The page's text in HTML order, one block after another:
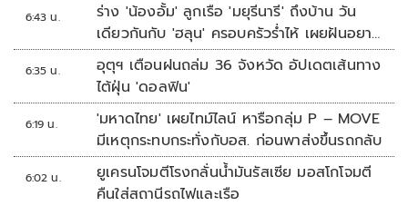
6:43 น.
ร่าง 'น้องอั้ม' ลูกเรือ 'มยุรีนารี' ถึงบ้าน วัน
เดียวกันกับ 'ฮลุน' ครอบครัวร่ำไห้ เผยฝันอยาก
เป็นทหารเรือ
6:35 น.
อุตุฯ เตือนฝนถล่ม 36 จังหวัด อัปเดตเส้นทาง
ไต้ฝุ่น 'ดอลฟิน'
6:19 น.
'มหาดไทย' เผยไทม์ไลน์ หารือกลุ่ม P – MOVE
มีเหตุกระทบกระทั่งกับอส. ก่อนพาส่งขึ้นรถกลับ
6:02 น.
ยูเครนโจมตีโรงกลั่นน้ำมันรัสเซีย มอสโกโจมตี
คืนใส่สถานีรถไฟและเรือ